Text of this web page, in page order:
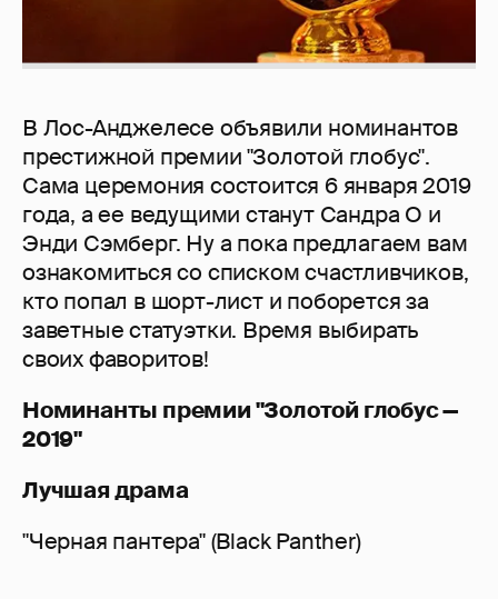
В Лос-Анджелесе объявили номинантов
престижной премии "Золотой глобус".
Сама церемония состоится 6 января 2019
года, а ее ведущими станут Сандра О и
Энди Сэмберг. Ну а пока предлагаем вам
ознакомиться со списком счастливчиков,
кто попал в шорт-лист и поборется за
заветные статуэтки. Время выбирать
своих фаворитов!
Номинанты премии "Золотой глобус —
2019"
Лучшая драма
"Черная пантера" (Black Panther)